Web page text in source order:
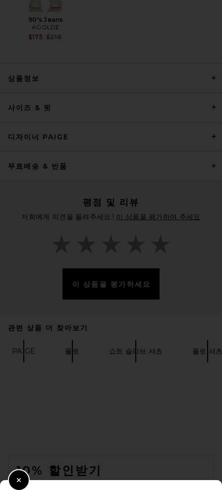
Touch Polo in Sky Blue
Polo Ralph Lauren Short
$118
90's Jeans
AGOLDE
$175 Previous price:
$218
상품정보
사이즈 & 핏
디자이너 PAIGE
무료배송 & 반품
평점 및 리뷰
저희에게 의견을 들려주세요.! 이 상품을 평가하여 주세요
이 상품을 평가하세요
관련 상품 더 찾아보기
PAIGE 폴로 쇼트 슬리브 셔츠 폴로 셔
10% 할인받기
이메일을 제출하여 뉴스레터를 구독하실 수 있습니다. 언제든지 수신 거
Close Modal